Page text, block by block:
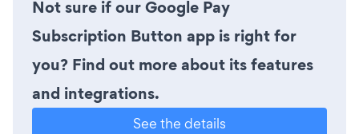
Not sure if our Google Pay
Subscription Button app is right for
you? Find out more about its features
and integrations.
See the details